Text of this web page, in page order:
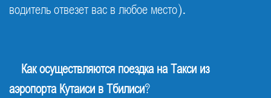
водитель отвезет вас в любое место).
Как осуществляются поездка на Такси из
аэропорта Кутаиси в Тбилиси?